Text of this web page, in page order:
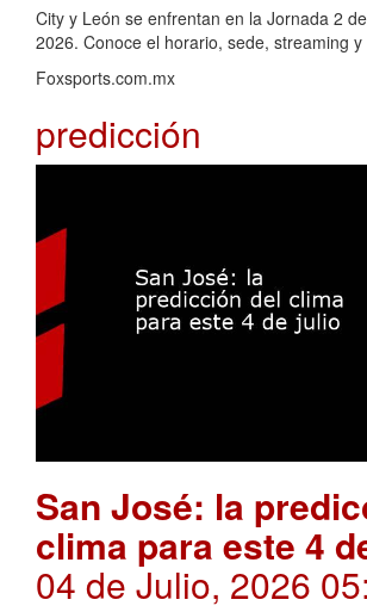
City y León se enfrentan en la Jornada 2
2026. Conoce el horario, sede, streaming
Foxsports.com.mx
predicción
San José: la
clima para este 4
04 de Julio, 2026